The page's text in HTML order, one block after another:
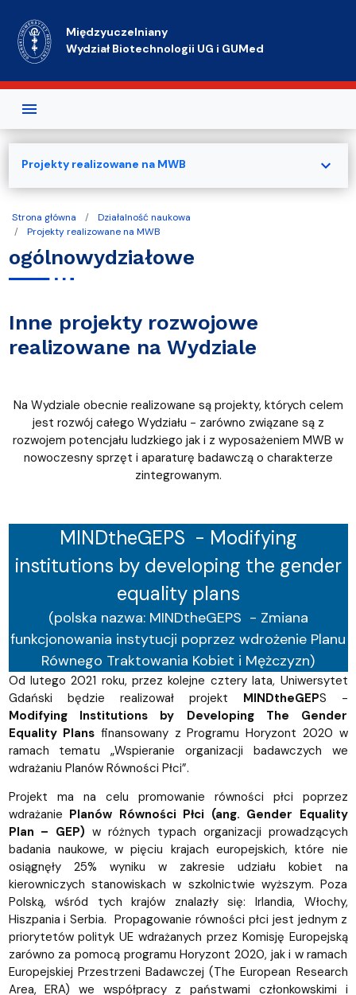
Międzyuczelniany
Wydział Biotechnologii UG i GUMed
Strona główna
Działalność naukowa
Projekty realizowane na MWB
ogólnowydziałowe
Inne projekty rozwojowe
realizowane na Wydziale
Na Wydziale obecnie realizowane są projekty, których celem
jest rozwój całego Wydziału - zarówno związane są z
rozwojem potencjału ludzkiego jak i z wyposażeniem MWB w
nowoczesny sprzęt i aparaturę badawczą o charakterze
zintegrowanym.
MINDtheGEPS - Modifying
institutions by developing the gender
equality plans
(polska nazwa: MINDtheGEPS - Zmiana
funkcjonowania instytucji poprzez wdrożenie Planu
Równego Traktowania Kobiet i Mężczyzn)
Od lutego 2021 roku, przez kolejne cztery lata, Uniwersytet
Gdański będzie realizował projekt MINDtheGEPS -
Modifying Institutions by Developing The Gender
Equality Plans finansowany z Programu Horyzont 2020 w
ramach tematu „Wspieranie organizacji badawczych we
wdrażaniu Planów Równości Płci”.
Projekt ma na celu promowanie równości płci poprzez
wdrażanie Planów Równości Płci (ang. Gender Equality
Plan – GEP)w różnych typach organizacji prowadzących
badania naukowe, w pięciu krajach europejskich, które nie
osiągnęły 25% wyniku w zakresie udziału kobiet na
kierowniczych stanowiskach w szkolnictwie wyższym. Poza
Polską, wśród tych krajów znalazły się: Irlandia, Włochy,
Hiszpania i Serbia. Propagowanie równości płci jest jednym z
priorytetów polityk UE wdrażanych przez Komisję Europejską
zarówno za pomocą programu Horyzont 2020, jak i w ramach
Europejskiej Przestrzeni Badawczej (The European Research
Area, ERA) we współpracy z państwami członkowskimi i
Projekty realizowane na MWB expand_more